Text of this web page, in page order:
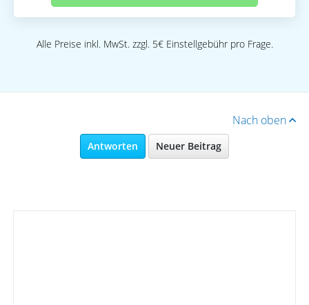
Alle Preise inkl. MwSt. zzgl. 5€ Einstellgebühr pro Frage.
Nach oben
Antworten Neuer Beitrag